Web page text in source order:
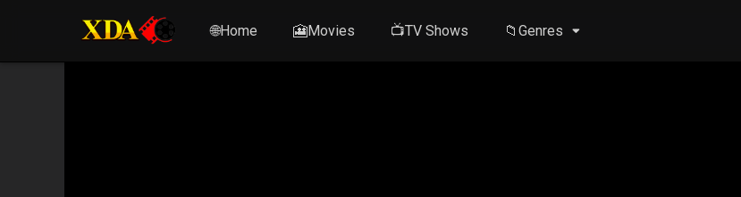
🌐Home 🎦Movies 📺TV Shows 📁Genres